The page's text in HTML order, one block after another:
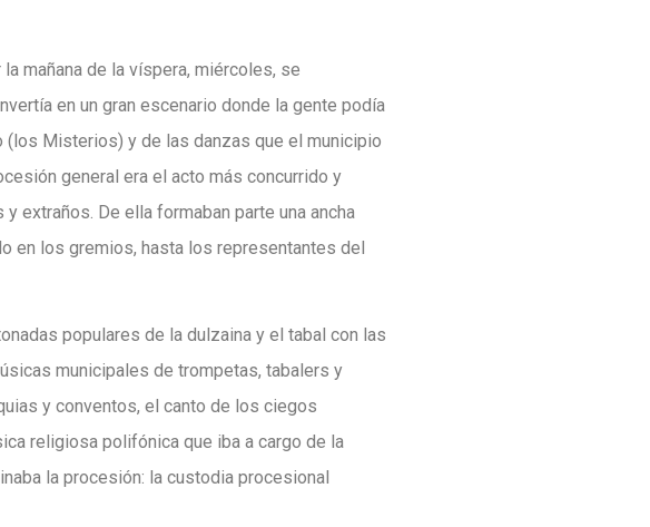
mañana de la víspera, miércoles, se
en un gran escenario donde la gente podía
Misterios) y de las danzas que el municipio
general era el acto más concurrido y
extraños. De ella formaban parte una ancha
en los gremios, hasta los representantes del
populares de la dulzaina y el tabal con las
municipales de trompetas, tabalers y
y conventos, el canto de los ciegos
religiosa polifónica que iba a cargo de la
la procesión: la custodia procesional